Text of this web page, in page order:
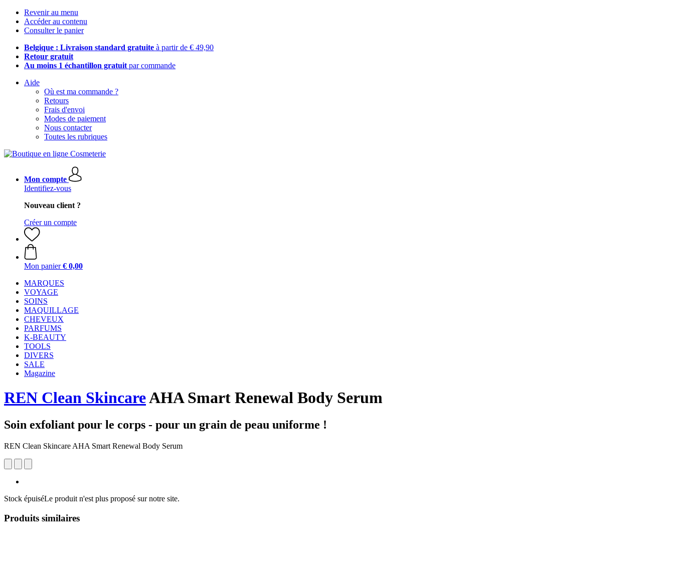
Revenir au menu
Accéder au contenu
Consulter le panier
Belgique : Livraison standard gratuite à partir de € 49,90
Retour gratuit
Au moins 1 échantillon gratuit par commande
Aide
Où est ma commande ?
Retours
Frais d'envoi
Modes de paiement
Nous contacter
Toutes les rubriques
Mon compte
Identifiez-vous
Nouveau client ?
Créer un compte
Mon panier € 0,00
MARQUES
VOYAGE
SOINS
MAQUILLAGE
CHEVEUX
PARFUMS
K-BEAUTY
TOOLS
DIVERS
SALE
Magazine
REN Clean SkincareAHA Smart Renewal Body Serum
Soin exfoliant pour le corps - pour un grain de peau uniforme !
REN Clean Skincare AHA Smart Renewal Body Serum
Stock épuiséLe produit n'est plus proposé sur notre site.
Produits similaires